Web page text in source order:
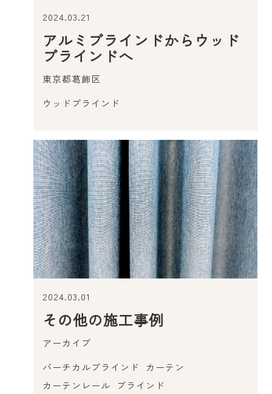
アルミブラインドからウッド
ブラインドへ
2024.03.21
東京都葛飾区
ウッドブラインド
その他の施工事例
2024.03.01
アーカイブ
バーチカルブラインド
カーテン
カーテンレール
ブラインド